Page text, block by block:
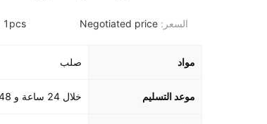
السعر: Negotiated price
1pcs
مواد صلب
موعد التسليم خلال 24 ساعة و 48 ساعة